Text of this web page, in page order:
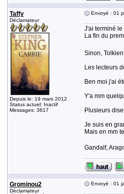
Taffy
Déclamateur
Depuis le: 19 mars 2012
Status actuel: Inactif
Messages: 3617
Envoyé : 01
J'ai terminé
La fin du
Sinon,
Les lecteurs
Ben moi j'ai
Y'a mm
Plusieurs
Je suis en
Mais en mm
Gandalf,
Grominou2
Déclamateur
Envoyé : 01